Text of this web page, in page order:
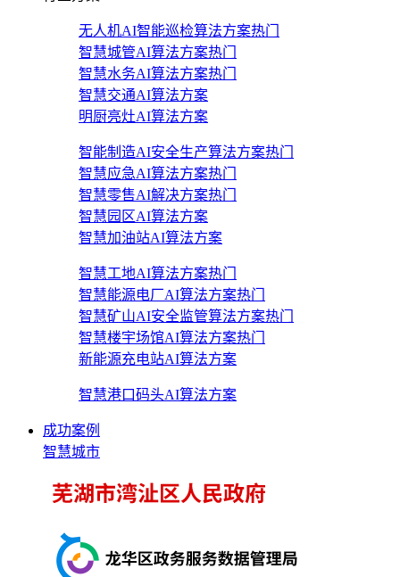
无人机AI智能巡检算法方案热门
智慧城管AI算法方案热门
智慧水务AI算法方案热门
智慧交通AI算法方案
明厨亮灶AI算法方案
智能制造AI安全生产算法方案热门
智慧应急AI算法方案热门
智慧零售AI解决方案热门
智慧园区AI算法方案
智慧加油站AI算法方案
智慧工地AI算法方案热门
智慧能源电厂AI算法方案热门
智慧矿山AI安全监管算法方案热门
智慧楼宇场馆AI算法方案热门
新能源充电站AI算法方案
智慧港口码头AI算法方案
成功案例
智慧城市